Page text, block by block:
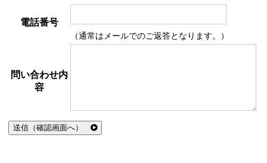
電話番号
（通常はメールでのご返答となります。）
問い合わせ内
容
送信（確認画面へ）